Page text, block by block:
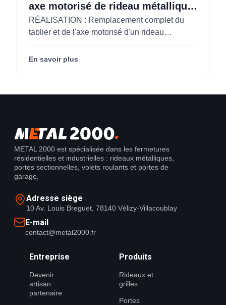
axe motorisé de rideau métallique
pour M'CHADAL (Optical Center)
(95)
RÉALISATION : Remplacement complet du
tablier et de l'axe motorisé d'un rideau
Center) (95290).
En savoir plus
METAL 2000 est spécialisée dans les fermetures
résidentielles et industrielles : rideaux métalliques,
portes sectionnelles, volets roulants et portes de
garage.
Adresse siège
10 Av. Louis Breguet, 78140 Vélizy-Villacoublay
E-mail
contact@metal2000.fr
Entreprise
Devenir
artisan
partenaire
Produits
Rideaux et
grilles
Portes